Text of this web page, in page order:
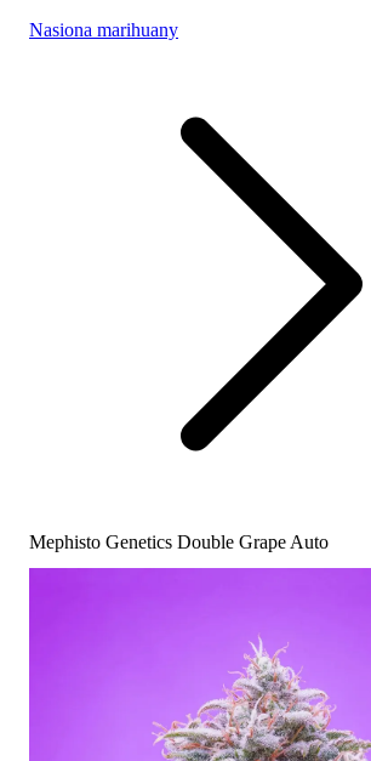
Nasiona marihuany
Mephisto Genetics Double Grape Auto